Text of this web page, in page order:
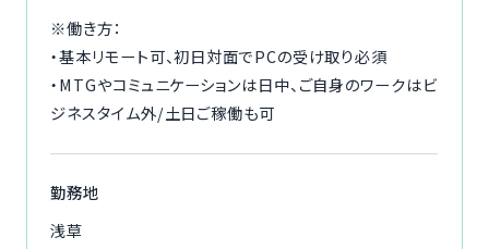
※働き方：
・基本リモート可、初日対面でPCの受け取り必須
・MTGやコミュニケーションは日中、ご自身のワークはビ
ジネスタイム外/土日ご稼働も可
勤務地
浅草